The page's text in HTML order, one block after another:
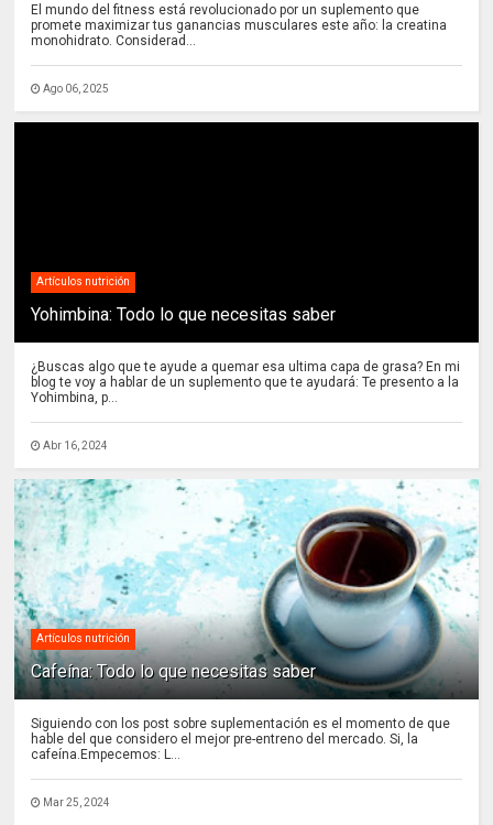
El mundo del fitness está revolucionado por un suplemento que
promete maximizar tus ganancias musculares este año: la creatina
monohidrato. Considerad...
Ago 06, 2025
Artículos nutrición
Yohimbina: Todo lo que necesitas saber
¿Buscas algo que te ayude a quemar esa ultima capa de grasa? En mi
blog te voy a hablar de un suplemento que te ayudará: Te presento a la
Yohimbina, p...
Abr 16, 2024
Artículos nutrición
Cafeína: Todo lo que necesitas saber
Siguiendo con los post sobre suplementación es el momento de que
hable del que considero el mejor pre-entreno del mercado. Si, la
cafeína.Empecemos: L...
Mar 25, 2024